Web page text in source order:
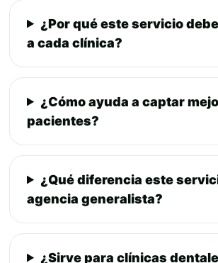
¿Por qué este servicio
a cada clínica?
¿Cómo ayuda a captar
pacientes?
¿Qué diferencia este
agencia generalista?
¿Sirve para clínicas